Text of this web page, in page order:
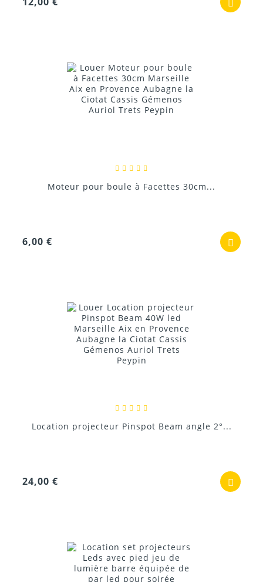
Moteur pour boule à Facettes 30cm...
6,00 €
Location projecteur Pinspot Beam angle 2°...
24,00 €